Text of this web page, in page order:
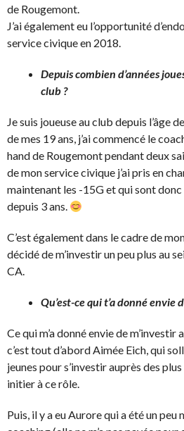
de Rougemont.
J’ai également eu l’opportunité
service civique en 2018.
Depuis combien d’années
club ?
Je suis joueuse au club depuis l’âge
de mes 19 ans, j’ai commencé le
hand de Rougemont pendant deux
de mon service civique j’ai pris en
maintenant les -15G et qui sont
depuis 3 ans.
C’est également dans le cadre de
décidé de m’investir un peu plus au
CA.
Qu’est-ce qui t’a donné envie
Ce qui m’a donné envie de m’investir
c’est tout d’abord Aimée Eich, qui
jeunes pour s’investir auprès des
initier à ce rôle.
Puis, il y a eu Aurore qui a été un